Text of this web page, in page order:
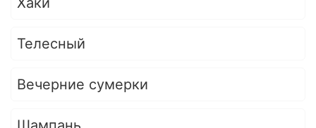
Телесный
Вечерние сумерки